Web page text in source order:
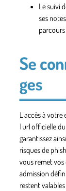
Le suivi
ses
Se
ges
L accès à votre
l url officielle
garantissez
risques de
vous remet
admission
restent